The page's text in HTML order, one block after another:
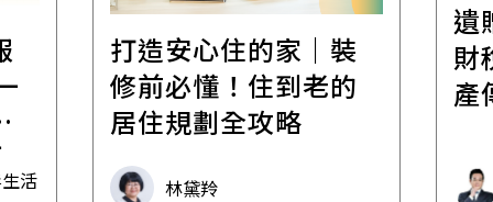
活
打造安心住的家｜裝
修前必懂！住到老的
居住規劃全攻略
林黛羚
遺
財
產